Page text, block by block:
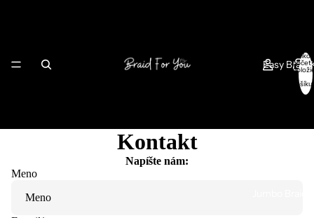
Easy Braid
počet
košíku:
Kontakt
Napíšte nám:
Meno